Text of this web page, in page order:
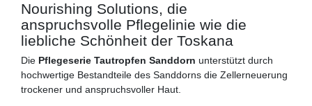
Nourishing Solutions, die
anspruchsvolle Pflegelinie wie die
liebliche Schönheit der Toskana
Die Pflegeserie Tautropfen Sanddorn unterstützt durch
hochwertige Bestandteile des Sanddorns die Zellerneuerung
trockener und anspruchsvoller Haut.